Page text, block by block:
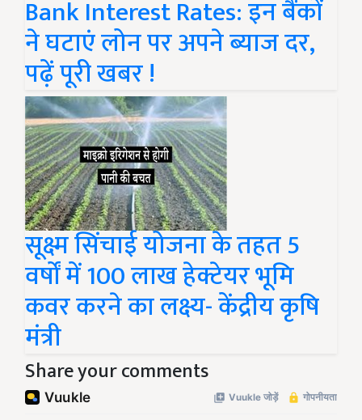
Bank Interest Rates: इन बैंकों
ने घटाएं लोन पर अपने ब्याज दर,
पढ़ें पूरी खबर !
सूक्ष्म सिंचाई योजना के तहत 5
वर्षों में 100 लाख हेक्टेयर भूमि
कवर करने का लक्ष्य- केंद्रीय कृषि
मंत्री
Share your comments